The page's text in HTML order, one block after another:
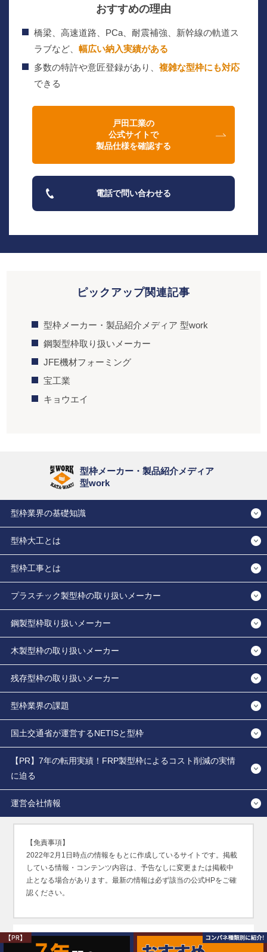
おすすめの理由
橋梁、高速道路、PCa、耐震補強、新幹線の軌道ス
ラブなど、 幅広い納入実績がある
多数の特許や意匠登録があり、 複雑な型枠にも対応
できる
戸田工業の
公式サイトで
製品仕様を確認する
電話で問い合わせる
ピックアップ関連記事
型枠メーカー・製品紹介メディア 型work
鋼製型枠取り扱いメーカー
JFE機材フォーミング
宝工業
キョウエイ
型枠メーカー・製品紹介メディア
型work
型枠業界の基礎知識
型枠大工とは
型枠工事とは
プラスチック製型枠の取り扱いメーカー
鋼製型枠取り扱いメーカー
木製型枠の取り扱いメーカー
残存型枠の取り扱いメーカー
型枠業界の課題
国土交通省が運営するNETISと型枠
【PR】7年の転用実績！FRP製型枠によるコスト削減の実情
に迫る
運営会社情報
【免責事項】
2022年2月1日時点の情報をもとに作成しているサイトです。掲載
している情報・コンテンツ内容は、予告なしに変更または掲載中
止となる場合があります。最新の情報は必ず該当の公式HPをご確
認ください。
無断転用禁止（Unauthorized copying prohibited.）